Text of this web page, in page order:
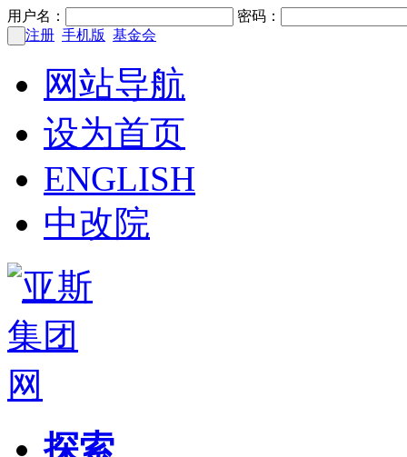
用户名：
密码：
注册 手机版 基金会
网站导航
设为首页
ENGLISH
中改院
探索